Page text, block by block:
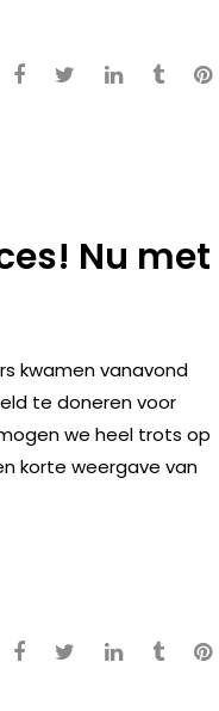
Nu met
kwamen vanavond
te doneren voor
we heel trots op
korte weergave van